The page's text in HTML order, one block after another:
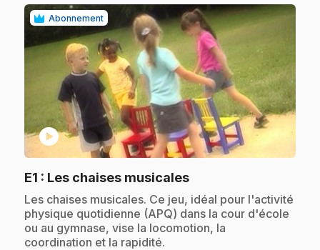
Abonnement
play_circle
E1 : Les chaises musicales.
.Les chaises musicales. Ce jeu, idéal pour l'activité
physique quotidienne (APQ) dans la cour d'école
ou au gymnase, vise la locomotion, la
coordination et la rapidité.